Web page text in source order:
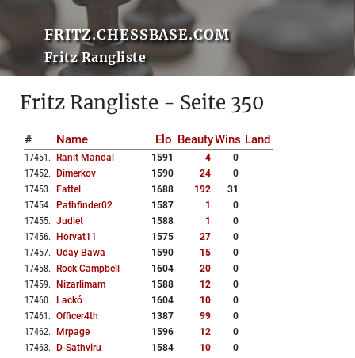
FRITZ.CHESSBASE.COM
Fritz Rangliste
Fritz Rangliste - Seite 350
# Name Elo BeautyWins Land
17451 . Ranit Mandal 1591 4
0
17452. Dimerkov 1590 24
0
17453. Fattel 1688 192
31
17454. Pathfinder02 1587 1
0
17455. Judiet 1588 1
0
17456. Horvat11 1575 27
0
17457. Uday Bawa 1590 15
0
17458. Rock Campbell 1604 20
0
17459. Nizarlimam 1588 12
0
17460. Lackó 1604 10
0
17461 . Officer4th 1387 99
0
17462. Mrpage 1596 12
0
17463. D-Sathviru 1584 10
0